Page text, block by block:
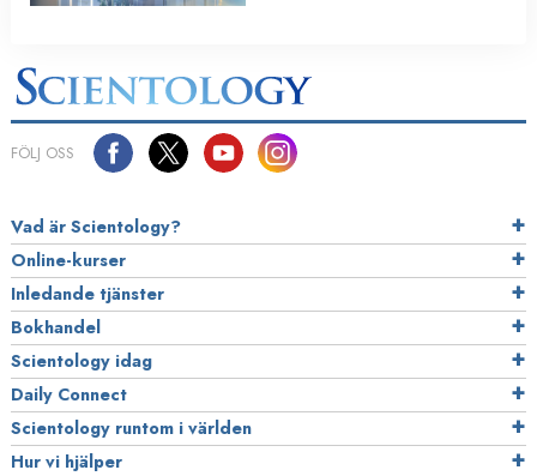
FÖLJ OSS
Vad är Scientology?
Online-kurser
Inledande tjänster
Bokhandel
Scientology idag
Daily Connect
Scientology runtom i världen
Hur vi hjälper